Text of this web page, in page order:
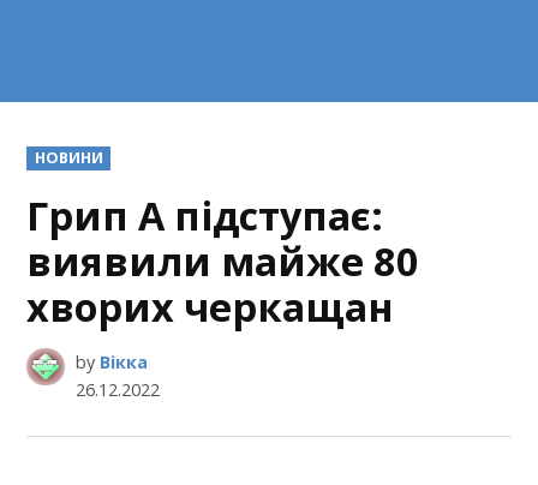
POSTED
IN
НОВИНИ
Грип А підступає:
виявили майже 80
хворих черкащан
by Вікка
26.12.2022